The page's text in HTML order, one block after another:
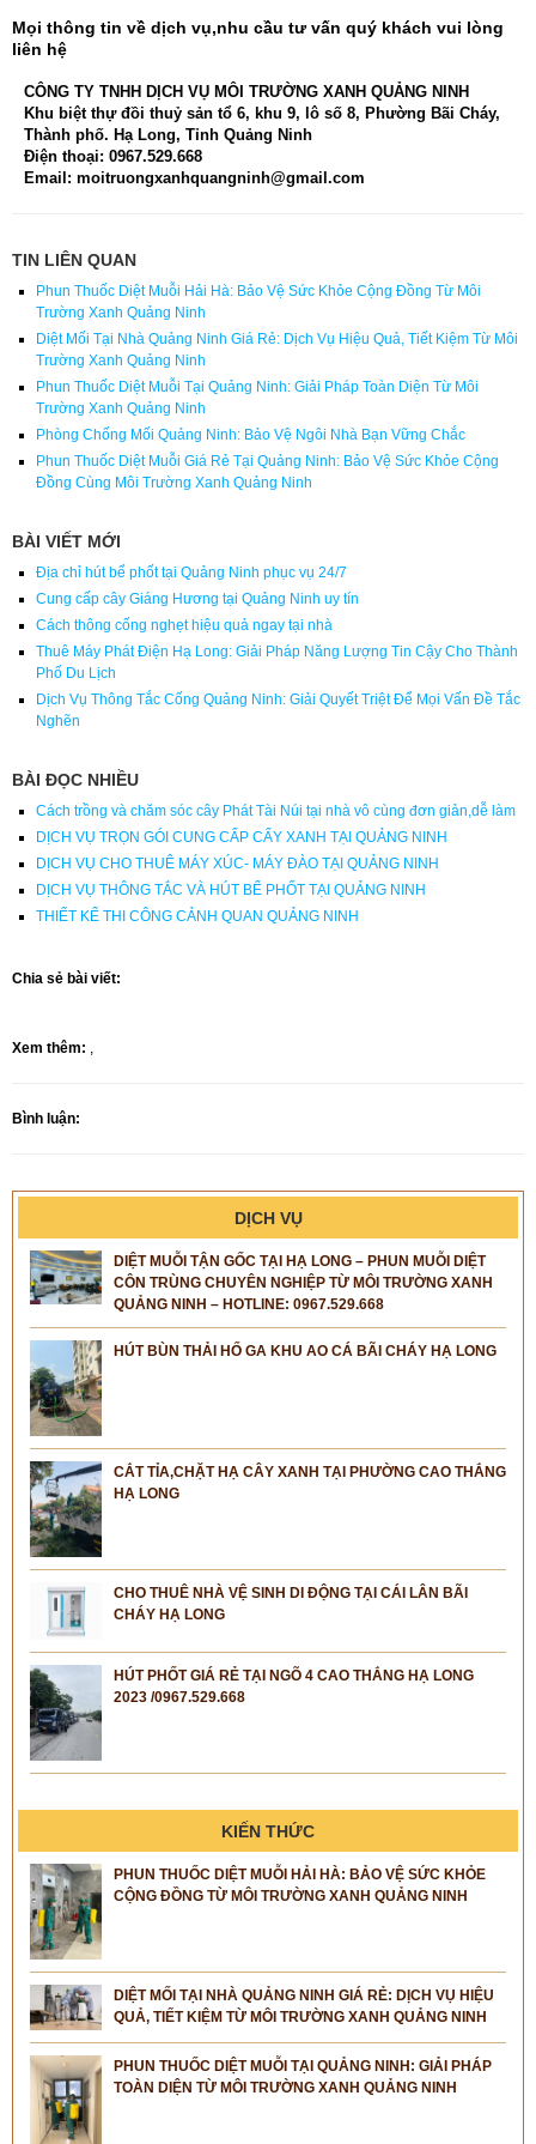
Mọi thông tin về dịch vụ,nhu cầu tư vấn quý khách vui lòng
liên hệ
CÔNG TY TNHH DỊCH VỤ MÔI TRƯỜNG XANH QUẢNG NINH
Khu biệt thự đồi thuỷ sản tổ 6, khu 9, lô số 8, Phường Bãi Cháy,
Thành phố. Hạ Long, Tỉnh Quảng Ninh
Điện thoại: 0967.529.668
Email: moitruongxanhquangninh@gmail.com
TIN LIÊN QUAN
Phun Thuốc Diệt Muỗi Hải Hà: Bảo Vệ Sức Khỏe Cộng Đồng Từ Môi
Trường Xanh Quảng Ninh
Diệt Mối Tại Nhà Quảng Ninh Giá Rẻ: Dịch Vụ Hiệu Quả, Tiết Kiệm Từ Môi
Trường Xanh Quảng Ninh
Phun Thuốc Diệt Muỗi Tại Quảng Ninh: Giải Pháp Toàn Diện Từ Môi
Trường Xanh Quảng Ninh
Phòng Chống Mối Quảng Ninh: Bảo Vệ Ngôi Nhà Bạn Vững Chắc
Phun Thuốc Diệt Muỗi Giá Rẻ Tại Quảng Ninh: Bảo Vệ Sức Khỏe Cộng
Đồng Cùng Môi Trường Xanh Quảng Ninh
BÀI VIẾT MỚI
Địa chỉ hút bể phốt tại Quảng Ninh phục vụ 24/7
Cung cấp cây Giáng Hương tại Quảng Ninh uy tín
Cách thông cống nghẹt hiệu quả ngay tại nhà
Thuê Máy Phát Điện Hạ Long: Giải Pháp Năng Lượng Tin Cậy Cho Thành
Phố Du Lịch
Dịch Vụ Thông Tắc Cống Quảng Ninh: Giải Quyết Triệt Để Mọi Vấn Đề Tắc
Nghẽn
BÀI ĐỌC NHIỀU
Cách trồng và chăm sóc cây Phát Tài Núi tại nhà vô cùng đơn giản,dễ làm
DỊCH VỤ TRỌN GÓI CUNG CẤP CẤY XANH TẠI QUẢNG NINH
DỊCH VỤ CHO THUÊ MÁY XÚC- MÁY ĐÀO TẠI QUẢNG NINH
DỊCH VỤ THÔNG TẮC VÀ HÚT BỂ PHỐT TẠI QUẢNG NINH
THIẾT KẾ THI CÔNG CẢNH QUAN QUẢNG NINH
Chia sẻ bài viết:
Xem thêm: ,
Bình luận:
DỊCH VỤ
DIỆT MUỖI TẬN GỐC TẠI HẠ LONG – PHUN MUỖI DIỆT
CÔN TRÙNG CHUYÊN NGHIỆP TỪ MÔI TRƯỜNG XANH
QUẢNG NINH – HOTLINE: 0967.529.668
HÚT BÙN THẢI HỐ GA KHU AO CÁ BÃI CHÁY HẠ LONG
CẮT TỈA,CHẶT HẠ CÂY XANH TẠI PHƯỜNG CAO THẮNG
HẠ LONG
CHO THUÊ NHÀ VỆ SINH DI ĐỘNG TẠI CÁI LÂN BÃI
CHÁY HẠ LONG
HÚT PHỐT GIÁ RẺ TẠI NGÕ 4 CAO THẮNG HẠ LONG
2023 /0967.529.668
KIẾN THỨC
PHUN THUỐC DIỆT MUỖI HẢI HÀ: BẢO VỆ SỨC KHỎE
CỘNG ĐỒNG TỪ MÔI TRƯỜNG XANH QUẢNG NINH
DIỆT MỐI TẠI NHÀ QUẢNG NINH GIÁ RẺ: DỊCH VỤ HIỆU
QUẢ, TIẾT KIỆM TỪ MÔI TRƯỜNG XANH QUẢNG NINH
PHUN THUỐC DIỆT MUỖI TẠI QUẢNG NINH: GIẢI PHÁP
TOÀN DIỆN TỪ MÔI TRƯỜNG XANH QUẢNG NINH